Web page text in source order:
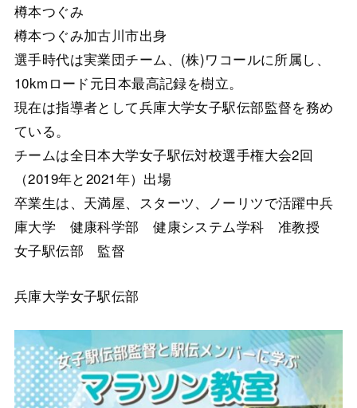
樽本つぐみ
樽本つぐみ加古川市出身
選手時代は実業団チーム、(株)ワコールに所属し、
10kmロード元日本最高記録を樹立。
現在は指導者として兵庫大学女子駅伝部監督を務め
ている。
チームは全日本大学女子駅伝対校選手権大会2回
（2019年と2021年）出場
卒業生は、天満屋、スターツ、ノーリツで活躍中兵
庫大学 健康科学部 健康システム学科 准教授
女子駅伝部 監督
兵庫大学女子駅伝部